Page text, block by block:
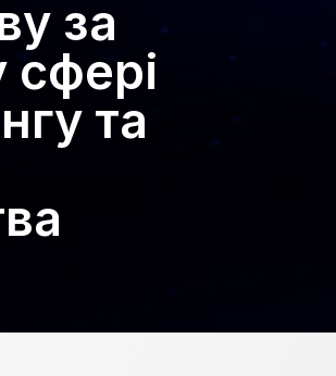
за
та